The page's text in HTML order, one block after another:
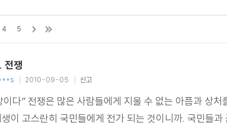
4 5
전쟁
2010-09-05 신고
이다” 전쟁은 많은 사람들에게 지울 수 없는 아픔과 상
이 고스란히 국민들에게 전가 되는 것이니까. 국민들